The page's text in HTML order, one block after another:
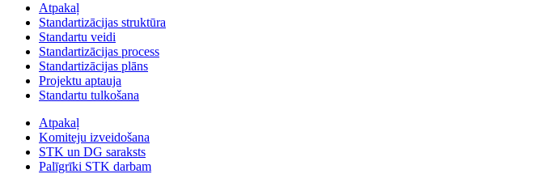
Atpakaļ
Standartizācijas struktūra
Standartu veidi
Standartizācijas process
Standartizācijas plāns
Projektu aptauja
Standartu tulkošana
Atpakaļ
Komiteju izveidošana
STK un DG saraksts
Palīgrīki STK darbam